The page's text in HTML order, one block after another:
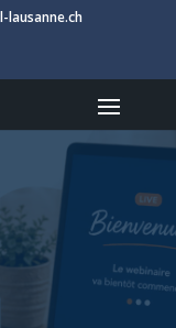
lausanne.ch